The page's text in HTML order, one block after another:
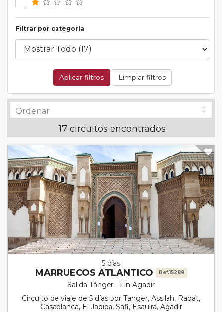
Filtrar por categoría
Aplicar filtros Limpiar filtros
17 circuitos encontrados
5 días
MARRUECOS ATLANTICO Ref.15289
Salida Tánger - Fin Agadir
Circuito de viaje de 5 días por Tanger, Assilah, Rabat,
Casablanca, El Jadida, Safi, Esauira, Agadir